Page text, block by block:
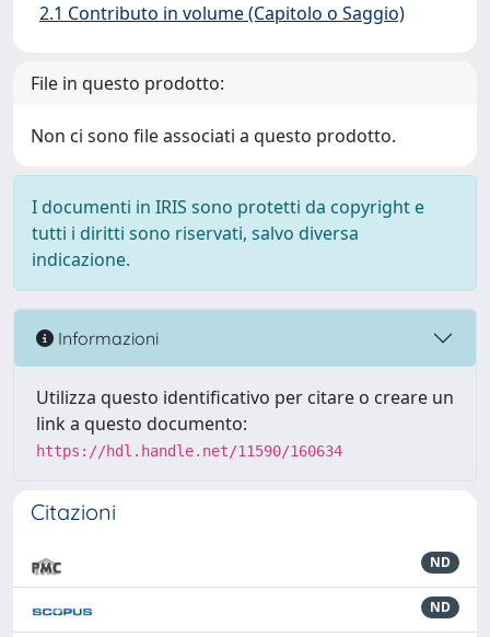
2.1 Contributo in volume (Capitolo o Saggio)
File in questo prodotto:
Non ci sono file associati a questo prodotto.
I documenti in IRIS sono protetti da copyright e
tutti i diritti sono riservati, salvo diversa
indicazione.
Informazioni
Utilizza questo identificativo per citare o creare un
link a questo documento:
https://hdl.handle.net/11590/160634
Citazioni
ND
ND